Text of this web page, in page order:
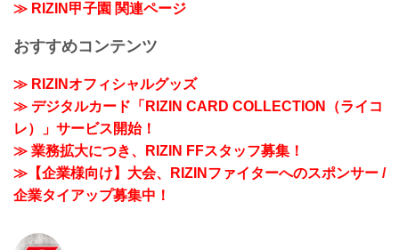
≫ RIZIN甲子園 関連ページ
おすすめコンテンツ
≫ RIZINオフィシャルグッズ
≫ デジタルカード「RIZIN CARD COLLECTION（ライコ
レ）」サービス開始！
≫ 業務拡大につき、RIZIN FFスタッフ募集！
≫【企業様向け】大会、RIZINファイターへのスポンサー /
企業タイアップ募集中！